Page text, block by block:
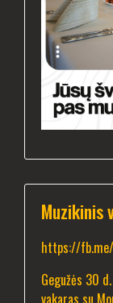
Muzikinis
https://
Gegužės 30
vakaras su